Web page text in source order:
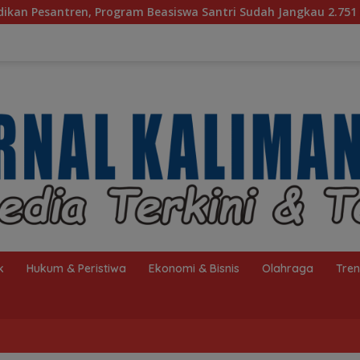
Beasiswa Santri Sudah Jangkau 2.751 Penerima
Hukum & Peristiwa Ekonomi & Bisnis Olahraga